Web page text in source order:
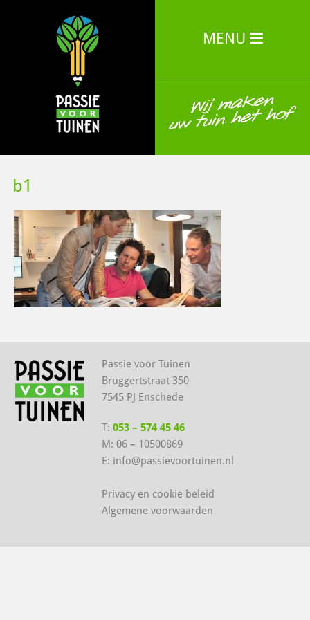
MENU
b1
Passie voor Tuinen
Bruggertstraat 350
7545 PJ Enschede
T: 053 – 574 45 46
M: 06 – 10500869
E: info@passievoortuinen.nl
Privacy en cookie beleid
Algemene voorwaarden